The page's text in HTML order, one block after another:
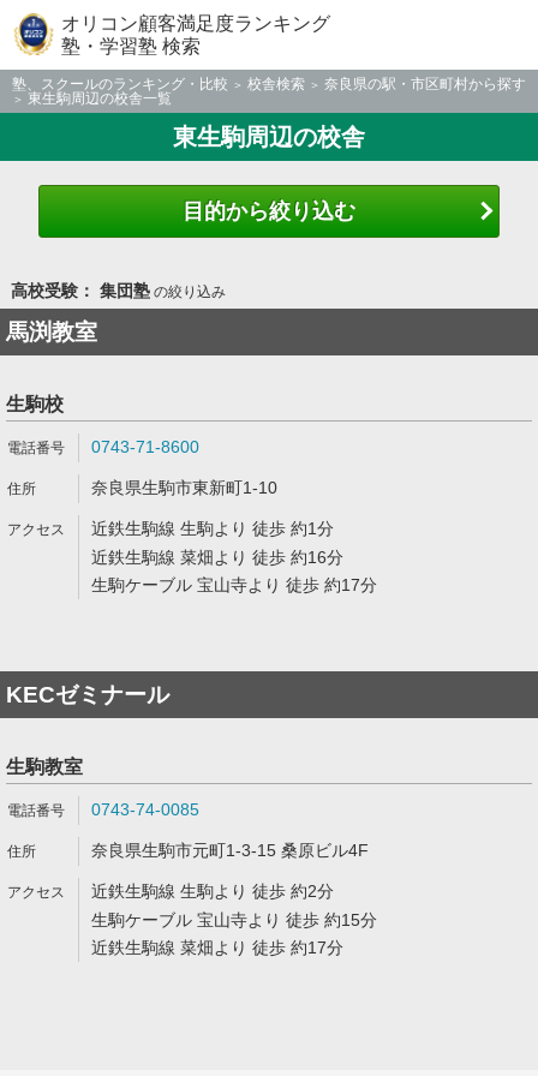
オリコン顧客満足度ランキング
塾・学習塾 検索
塾、スクールのランキング・比較 校舎検索
奈良県の駅・市区町村から探す
東生駒周辺の校舎一覧
東生駒周辺の校舎
目的から絞り込む
高校受験： 集団塾の絞り込み
馬渕教室
生駒校
0743-71-8600
奈良県生駒市東新町1-10
近鉄生駒線 生駒より 徒歩 約1分
近鉄生駒線 菜畑より 徒歩 約16分
生駒ケーブル 宝山寺より 徒歩 約17分
KECゼミナール
生駒教室
0743-74-0085
奈良県生駒市元町1-3-15 桑原ビル4F
近鉄生駒線 生駒より 徒歩 約2分
生駒ケーブル 宝山寺より 徒歩 約15分
近鉄生駒線 菜畑より 徒歩 約17分